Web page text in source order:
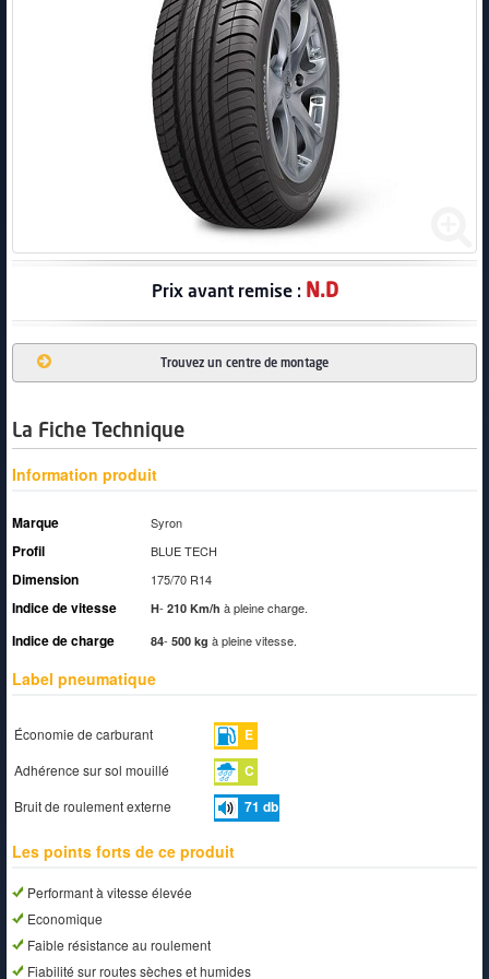
Prix avant remise : N.D
Trouvez un centre de montage
La Fiche Technique
Information produit
Marque Syron
Profil BLUE TECH
Dimension 175/70 R14
Indice de vitesse H- 210 Km/h à pleine charge.
Indice de charge 84- 500 kg à pleine vitesse.
Label pneumatique
Économie de carburant E
Adhérence sur sol mouillé C
Bruit de roulement externe 71 db
Les points forts de ce produit
Performant à vitesse élevée
Economique
Faible résistance au roulement
Fiabilité sur routes sèches et humides